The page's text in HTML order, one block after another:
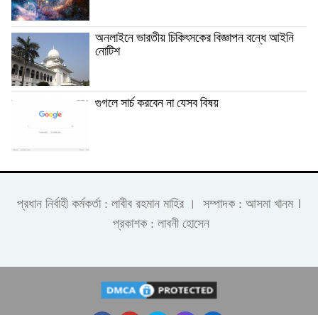
অনলাইনে ভারতীয় চিকিৎসকের বিজ্ঞাপন বন্ধে আইনি
নোটিশ
গুগলে সার্চ করবেন না যেসব বিষয়
প্রধান নির্বাহী কর্মকর্তা : লাবীব রহমান মাহির । সম্পাদক : আসমা খানম ।
প্রকাশক : লাবনী হোসেন